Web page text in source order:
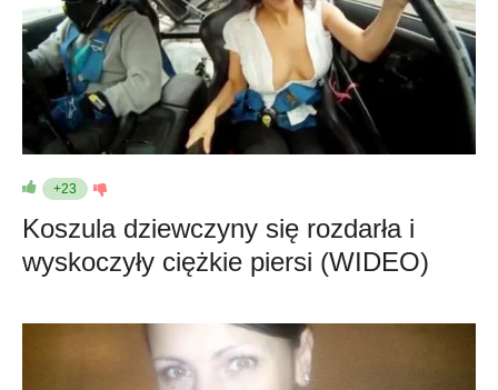
+23
Koszula dziewczyny się rozdarła i
wyskoczyły ciężkie piersi (WIDEO)